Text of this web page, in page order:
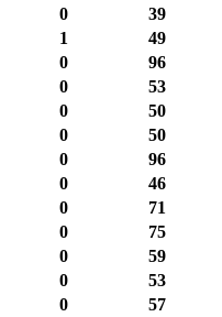
0
39
1
49
0
96
0
53
0
50
0
50
0
96
0
46
0
71
0
75
0
59
0
53
0
57